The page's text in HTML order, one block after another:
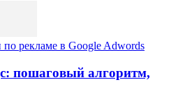
рекламе в Google Adwords
пошаговый алгоритм,